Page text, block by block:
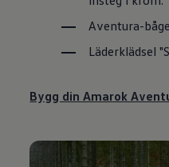
Aventura-
Läderklädsel
Bygg din Amarok